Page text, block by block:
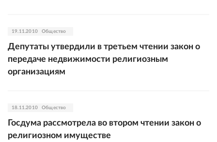
19.11.2010 Общество
Депутаты утвердили в третьем чтении закон о
передаче недвижимости религиозным
организациям
18.11.2010 Общество
Госдума рассмотрела во втором чтении закон о
религиозном имуществе